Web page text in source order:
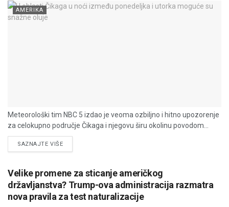
AMERIKA
Meteorološki tim NBC 5 izdao je veoma ozbiljno i hitno upozorenje
za celokupno područje Čikaga i njegovu širu okolinu povodom...
SAZNAJTE VIŠEDETAILS
Velike promene za sticanje američkog
državljanstva? Trump-ova administracija razmatra
nova pravila za test naturalizacije